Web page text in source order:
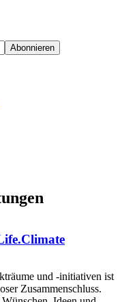
und -initiativen ist
Zusammenschluss.